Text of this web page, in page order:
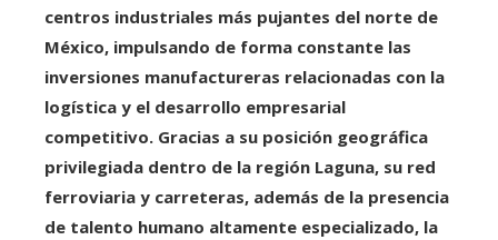
centros industriales más pujantes del norte de
México, impulsando de forma constante las
inversiones manufactureras relacionadas con la
logística y el desarrollo empresarial
competitivo. Gracias a su posición geográfica
privilegiada dentro de la región Laguna, su red
ferroviaria y carreteras, además de la presencia
de talento humano altamente especializado, la